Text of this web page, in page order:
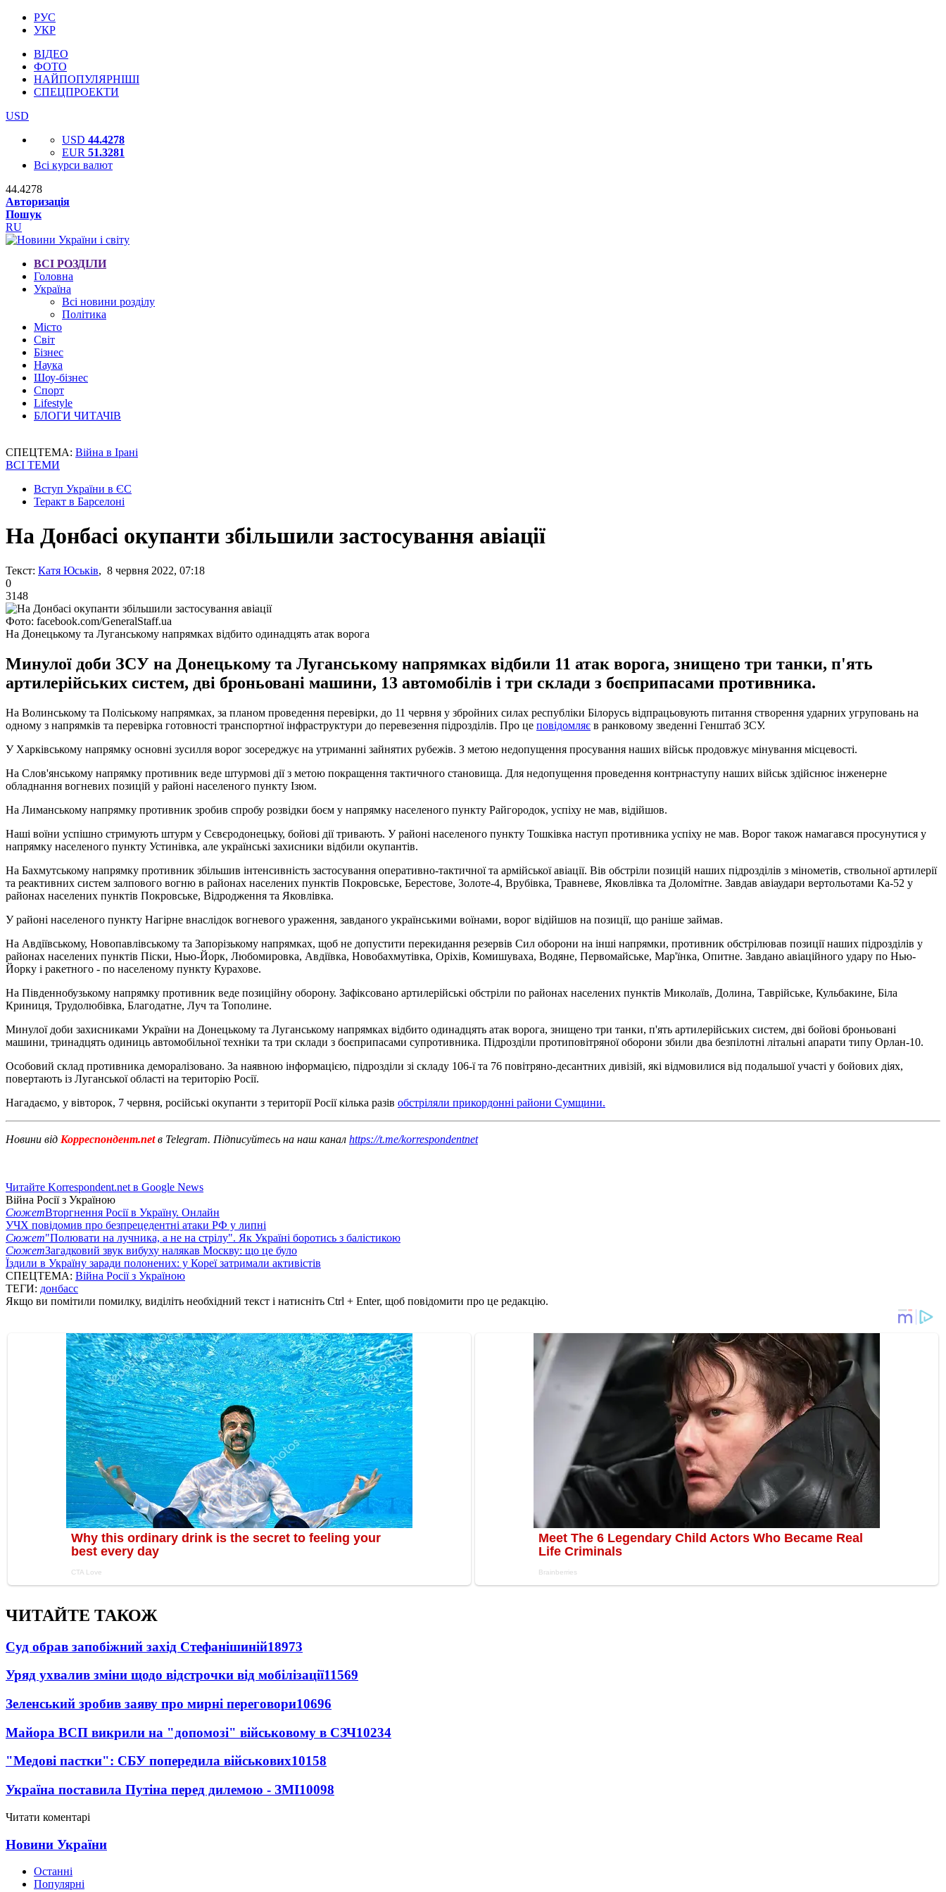
РУС
УКР
ВІДЕО
ФОТО
НАЙПОПУЛЯРНІШІ
СПЕЦПРОЕКТИ
USD
USD 44.4278
EUR 51.3281
Всі курси валют
44.4278
Авторизація
Пошук
RU
ВСІ РОЗДІЛИ
Головна
Україна
Всі новини розділу
Політика
Місто
Світ
Бізнес
Наука
Шоу-бізнес
Спорт
Lifestyle
БЛОГИ ЧИТАЧІВ
СПЕЦТЕМА: Війна в Ірані
ВСІ ТЕМИ
Вступ України в ЄС
Теракт в Барселоні
На Донбасі окупанти збільшили застосування авіації
Текст: Катя Юськів, 8 червня 2022, 07:18
0
3148
Фото: facebook.com/GeneralStaff.ua
На Донецькому та Луганському напрямках відбито одинадцять атак ворога
Минулої доби ЗСУ на Донецькому та Луганському напрямках відбили 11 атак ворога, знищено три танки, п'ять
артилерійських систем, дві броньовані машини, 13 автомобілів і три склади з боєприпасами противника.
На Волинському та Поліському напрямках, за планом проведення перевірки, до 11 червня у збройних силах республіки Білорусь відпрацьовують питання створення ударних угруповань на
одному з напрямків та перевірка готовності транспортної інфраструктури до перевезення підрозділів. Про це повідомляє в ранковому зведенні Генштаб ЗСУ.
У Харківському напрямку основні зусилля ворог зосереджує на утриманні зайнятих рубежів. З метою недопущення просування наших військ продовжує мінування місцевості.
На Слов'янському напрямку противник веде штурмові дії з метою покращення тактичного становища. Для недопущення проведення контрнаступу наших військ здійснює інженерне
обладнання вогневих позицій у районі населеного пункту Ізюм.
На Лиманському напрямку противник зробив спробу розвідки боєм у напрямку населеного пункту Райгородок, успіху не мав, відійшов.
Наші воїни успішно стримують штурм у Сєвєродонецьку, бойові дії тривають. У районі населеного пункту Тошківка наступ противника успіху не мав. Ворог також намагався просунутися у
напрямку населеного пункту Устинівка, але українські захисники відбили окупантів.
На Бахмутському напрямку противник збільшив інтенсивність застосування оперативно-тактичної та армійської авіації. Вів обстріли позицій наших підрозділів з мінометів, ствольної артилерії
та реактивних систем залпового вогню в районах населених пунктів Покровське, Берестове, Золоте-4, Врубівка, Травневе, Яковлівка та Доломітне. Завдав авіаудари вертольотами Ка-52 у
районах населених пунктів Покровське, Відродження та Яковлівка.
У районі населеного пункту Нагірне внаслідок вогневого ураження, завданого українськими воїнами, ворог відійшов на позиції, що раніше займав.
На Авдіївському, Новопавлівському та Запорізькому напрямках, щоб не допустити перекидання резервів Сил оборони на інші напрямки, противник обстрілював позиції наших підрозділів у
районах населених пунктів Піски, Нью-Йорк, Любомировка, Авдіївка, Новобахмутівка, Оріхів, Комишуваха, Водяне, Первомайське, Мар'їнка, Опитне. Завдано авіаційного удару по Нью-
Йорку і ракетного - по населеному пункту Курахове.
На Південнобузькому напрямку противник веде позиційну оборону. Зафіксовано артилерійські обстріли по районах населених пунктів Миколаїв, Долина, Таврійське, Кульбакине, Біла
Криниця, Трудолюбівка, Благодатне, Луч та Тополине.
Минулої доби захисниками України на Донецькому та Луганському напрямках відбито одинадцять атак ворога, знищено три танки, п'ять артилерійських систем, дві бойові броньовані
машини, тринадцять одиниць автомобільної техніки та три склади з боєприпасами супротивника. Підрозділи протиповітряної оборони збили два безпілотні літальні апарати типу Орлан-10.
Особовий склад противника деморалізовано. За наявною інформацією, підрозділи зі складу 106-ї та 76 повітряно-десантних дивізій, які відмовилися від подальшої участі у бойових діях,
повертають із Луганської області на територію Росії.
Нагадаємо, у вівторок, 7 червня, російські окупанти з території Росії кілька разів обстріляли прикордонні райони Сумщини.
Новини від Корреспондент.netв Telegram. Підписуйтесь на наш канал https://t.me/korrespondentnet
Читайте Korrespondent.net в Google News
Війна Росії з Україною
СюжетВторгнення Росії в Україну. Онлайн
УЧХ повідомив про безпрецедентні атаки РФ у липні
Сюжет"Полювати на лучника, а не на стрілу". Як Україні боротись з балістикою
СюжетЗагадковий звук вибуху налякав Москву: що це було
Їздили в Україну заради полонених: у Кореї затримали активістів
СПЕЦТЕМА: Війна Росії з Україною
ТЕГИ: донбасс
Якщо ви помітили помилку, виділіть необхідний текст і натисніть Ctrl + Enter, щоб повідомити про це редакцію.
ЧИТАЙТЕ ТАКОЖ
Суд обрав запобіжний захід Стефанішиній18973
Уряд ухвалив зміни щодо відстрочки від мобілізації11569
Зеленський зробив заяву про мирні переговори10696
Майора ВСП викрили на "допомозі" військовому в СЗЧ10234
"Медові пастки": СБУ попередила військових10158
Україна поставила Путіна перед дилемою - ЗМІ10098
Читати коментарі
Новини України
Останні
Популярні